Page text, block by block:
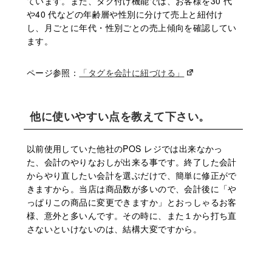
や40 代などの年齢層や性別に分けて売上と紐付け
し、⽉ごとに年代・性別ごとの売上傾向を確認してい
ます。
ページ参照： 「タグを会計に紐づける」
他に使いやすい点を教えて下さい。
以前使⽤していた他社のPOS レジでは出来なかっ
た、会計のやりなおしが出来る事です。終了した会計
からやり直したい会計を選ぶだけで、簡単に修正がで
きますから。当店は商品数が多いので、会計後に「や
っぱりこの商品に変更できますか」とおっしゃるお客
様、意外と多いんです。その時に、また１から打ち直
さないといけないのは、結構⼤変ですから。